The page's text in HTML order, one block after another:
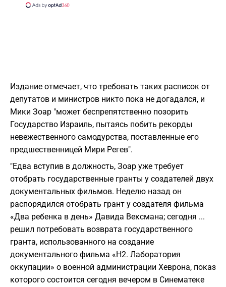
Издание отмечает, что требовать таких расписок от
депутатов и министров никто пока не догадался, и
Мики Зоар "может беспрепятственно позорить
Государство Израиль, пытаясь побить рекорды
невежественного самодурства, поставленные его
предшественницей Мири Регев".
"Едва вступив в должность, Зоар уже требует
отобрать государственные гранты у создателей двух
документальных фильмов. Неделю назад он
распорядился отобрать грант у создателя фильма
«Два ребенка в день» Давида Вексмана; сегодня ...
решил потребовать возврата государственного
гранта, использованного на создание
документального фильма «H2. Лаборатория
оккупации» о военной администрации Хеврона, показ
которого состоится сегодня вечером в Синематеке